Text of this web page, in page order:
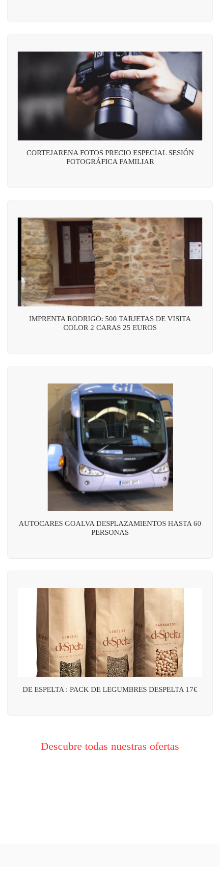
CORTEJARENA FOTOS PRECIO ESPECIAL SESIÓN
FOTOGRÁFICA FAMILIAR
IMPRENTA RODRIGO: 500 TARJETAS DE VISITA
COLOR 2 CARAS 25 EUROS
AUTOCARES GOALVA DESPLAZAMIENTOS HASTA 60
PERSONAS
DE ESPELTA : PACK DE LEGUMBRES DESPELTA 17€
Descubre todas nuestras ofertas